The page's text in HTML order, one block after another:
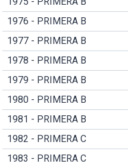
1976 - PRIMERA B
1977 - PRIMERA B
1978 - PRIMERA B
1979 - PRIMERA B
1980 - PRIMERA B
1981 - PRIMERA B
1982 - PRIMERA C
1983 - PRIMERA C